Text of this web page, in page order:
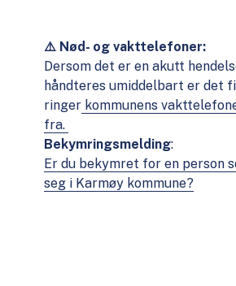
⚠️ Nød- og vakttelefoner:
Dersom det er en akutt
håndteres umiddelbart er det
ringer kommunens
fra.
Bekymringsmelding:
Er du bekymret for en person
seg i Karmøy kommune?